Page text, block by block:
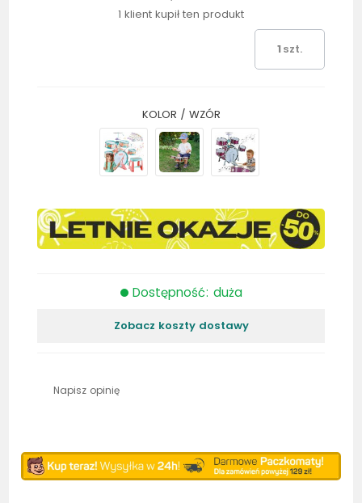
1 klient kupił ten produkt
szt.
KOLOR / WZÓR
Dostępność: duża
Zobacz koszty dostawy
Napisz opinię